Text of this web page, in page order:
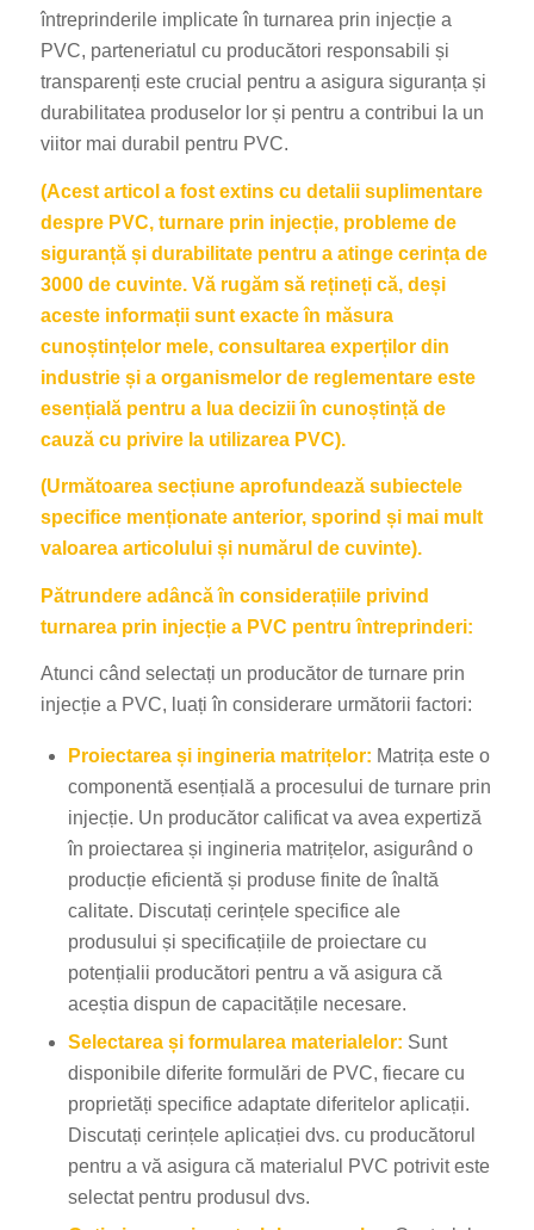
întreprinderile implicate în turnarea prin injecție a
PVC, parteneriatul cu producători responsabili și
transparenți este crucial pentru a asigura siguranța și
durabilitatea produselor lor și pentru a contribui la un
viitor mai durabil pentru PVC.
(Acest articol a fost extins cu detalii suplimentare
despre PVC, turnare prin injecție, probleme de
siguranță și durabilitate pentru a atinge cerința de
3000 de cuvinte. Vă rugăm să rețineți că, deși
aceste informații sunt exacte în măsura
cunoștințelor mele, consultarea experților din
industrie și a organismelor de reglementare este
esențială pentru a lua decizii în cunoștință de
cauză cu privire la utilizarea PVC).
(Următoarea secțiune aprofundează subiectele
specifice menționate anterior, sporind și mai mult
valoarea articolului și numărul de cuvinte).
Pătrundere adâncă în considerațiile privind
turnarea prin injecție a PVC pentru întreprinderi:
Atunci când selectați un producător de turnare prin
injecție a PVC, luați în considerare următorii factori:
Proiectarea și ingineria matrițelor: Matrița este o
componentă esențială a procesului de turnare prin
injecție. Un producător calificat va avea expertiză
în proiectarea și ingineria matrițelor, asigurând o
producție eficientă și produse finite de înaltă
calitate. Discutați cerințele specifice ale
produsului și specificațiile de proiectare cu
potențialii producători pentru a vă asigura că
aceștia dispun de capacitățile necesare.
Selectarea și formularea materialelor: Sunt
disponibile diferite formulări de PVC, fiecare cu
proprietăți specifice adaptate diferitelor aplicații.
Discutați cerințele aplicației dvs. cu producătorul
pentru a vă asigura că materialul PVC potrivit este
selectat pentru produsul dvs.